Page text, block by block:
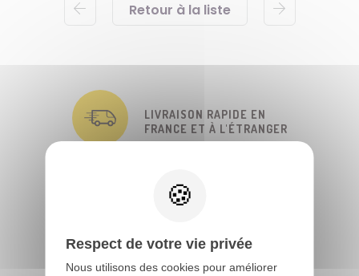
Retour à la liste
LIVRAISON RAPIDE EN
FRANCE ET À L'ÉTRANGER
4 000 RÉFÉRENCES
EN STOCK
Respect de votre vie privée
Nous utilisons des cookies pour améliorer